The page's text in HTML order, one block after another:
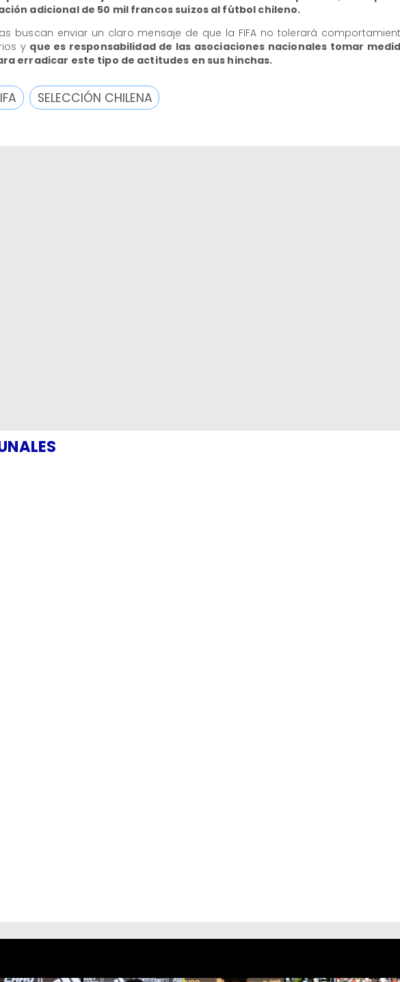
adicional de 50 mil francos suizos al fútbol chileno.
buscan enviar un claro mensaje de que la FIFA no tolerará
y que es responsabilidad de las asociaciones nacionales tomar
erradicar este tipo de actitudes en sus hinchas.
SELECCIÓN CHILENA